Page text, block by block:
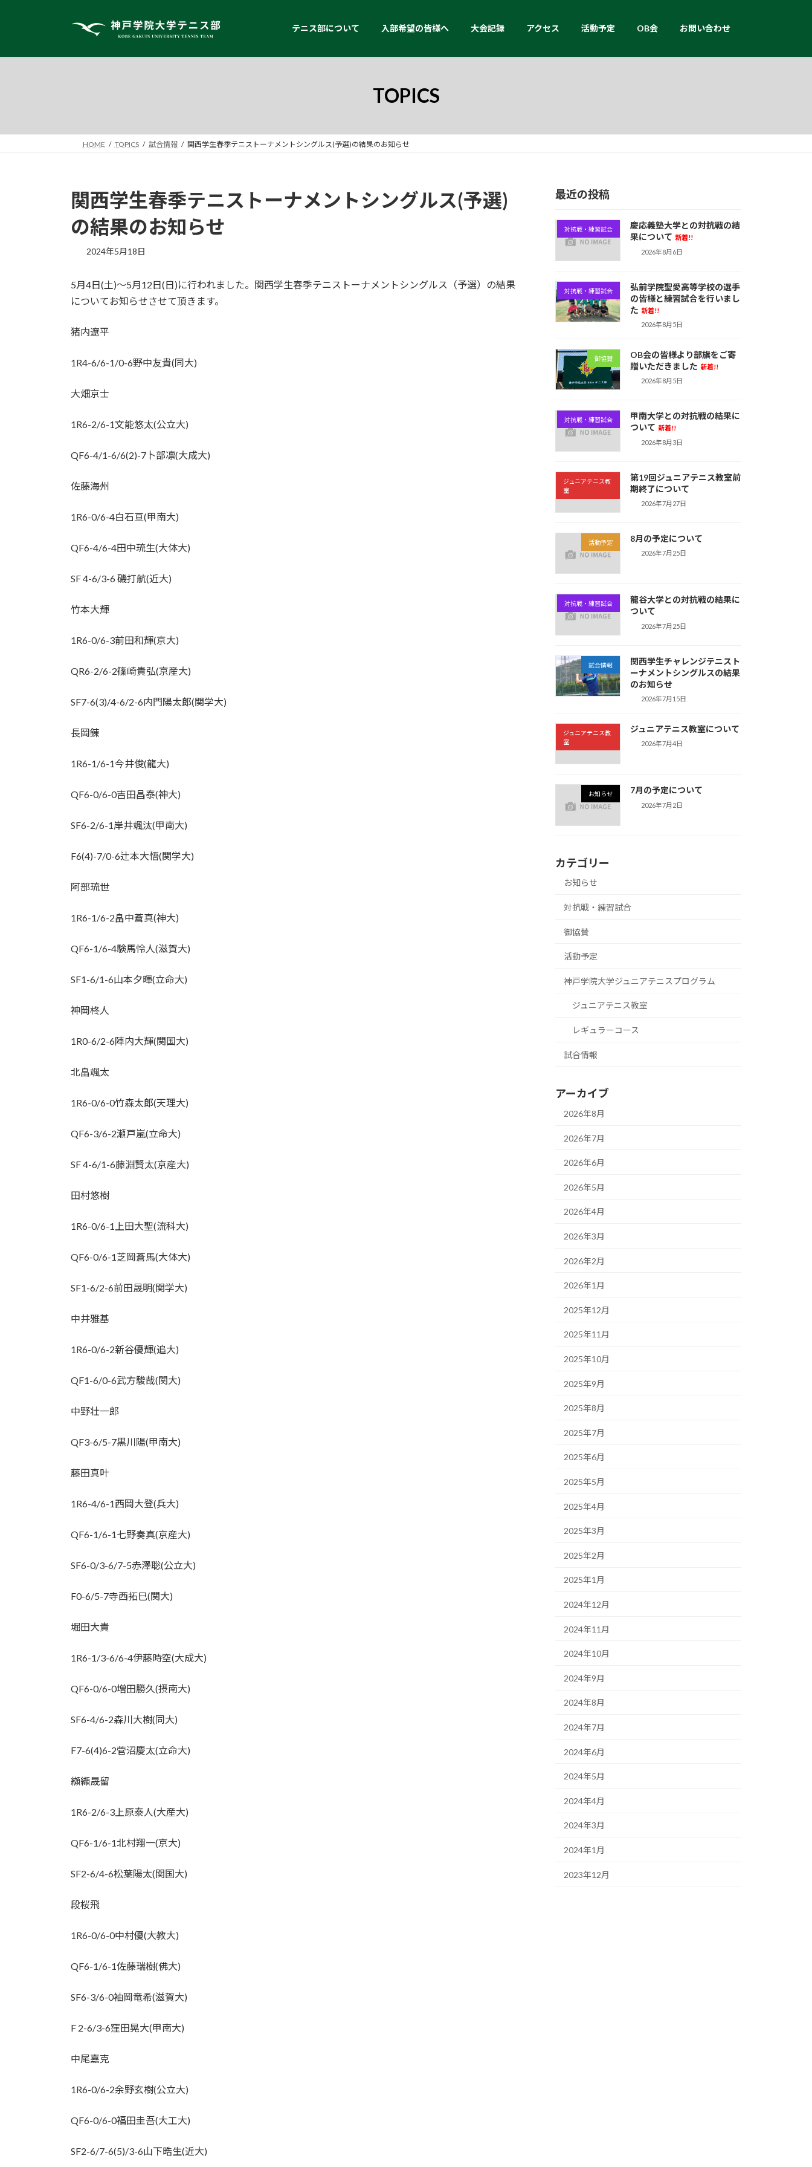
プ
動
テニス部について 入部希望の皆様へ 大会記録 アクセス 活動予定 OB会 お問い合わせ
TOPICS
HOME TOPICS 試合情報 関西学生春季テニストーナメントシングルス(予選)の結果のお知らせ
関西学生春季テニストーナメントシングルス(予選)
の結果のお知らせ
2024年5月18日
5月4日(土)～5月12日(日)に行われました。関西学生春季テニストーナメントシングルス（予選）の結果
についてお知らせさせて頂きます。
猪内遼平
1R4-6/6-1/0-6野中友貴(同大)
大畑京士
1R6-2/6-1文能悠太(公立大)
QF6-4/1-6/6(2)-7卜部凛(大成大)
佐藤海州
1R6-0/6-4白石亘(甲南大)
QF6-4/6-4田中琉生(大体大)
SF 4-6/3-6 磯打航(近大)
竹本大輝
1R6-0/6-3前田和輝(京大)
QR6-2/6-2篠崎貴弘(京産大)
SF7-6(3)/4-6/2-6内門陽太郎(関学大)
長岡錬
1R6-1/6-1今井俊(龍大)
QF6-0/6-0吉田昌泰(神大)
SF6-2/6-1岸井颯汰(甲南大)
F6(4)-7/0-6辻本大悟(関学大)
阿部琉世
1R6-1/6-2畠中蒼真(神大)
QF6-1/6-4験馬怜人(滋賀大)
SF1-6/1-6山本夕暉(立命大)
神岡柊人
1R0-6/2-6陣内大輝(関国大)
北畠颯太
1R6-0/6-0竹森太郎(天理大)
QF6-3/6-2瀬戸嵐(立命大)
SF 4-6/1-6藤淵賢太(京産大)
田村悠樹
1R6-0/6-1上田大聖(流科大)
QF6-0/6-1芝岡蒼馬(大体大)
SF1-6/2-6前田晟明(関学大)
中井雅基
1R6-0/6-2新谷優輝(追大)
QF1-6/0-6武方駿哉(関大)
中野壮一郎
QF3-6/5-7黒川陽(甲南大)
藤田真叶
1R6-4/6-1西岡大登(兵大)
QF6-1/6-1七野奏真(京産大)
SF6-0/3-6/7-5赤澤聡(公立大)
F0-6/5-7寺西拓巳(関大)
堀田大貴
1R6-1/3-6/6-4伊藤時空(大成大)
QF6-0/6-0増田勝久(摂南大)
SF6-4/6-2森川大樹(同大)
F7-6(4)6-2菅沼慶太(立命大)
纐纈晟留
1R6-2/6-3上原泰人(大産大)
QF6-1/6-1北村翔一(京大)
SF2-6/4-6松葉陽太(関国大)
段桜飛
1R6-0/6-0中村優(大教大)
QF6-1/6-1佐藤瑞樹(佛大)
SF6-3/6-0袖岡竜希(滋賀大)
F 2-6/3-6窪田晃大(甲南大)
中尾嘉克
1R6-0/6-2余野玄樹(公立大)
QF6-0/6-0福田圭吾(大工大)
SF2-6/7-6(5)/3-6山下晧生(近大)
最近の投稿
対抗戦・練習試合
慶応義塾大学との対抗戦の結
果について 新着!!
2026年8月6日
対抗戦・練習試合
弘前学院聖愛高等学校の選手
の皆様と練習試合を行いまし
た 新着!!
2026年8月5日
御協賛
OB会の皆様より部旗をご寄
贈いただきました 新着!!
2026年8月5日
対抗戦・練習試合
甲南大学との対抗戦の結果に
ついて 新着!!
2026年8月3日
ジュニアテニス教
室
第19回ジュニアテニス教室前
期終了について
2026年7月27日
活動予定 8月の予定について
2026年7月25日
対抗戦・練習試合
龍谷大学との対抗戦の結果に
ついて
2026年7月25日
試合情報
関西学生チャレンジテニスト
ーナメントシングルスの結果
のお知らせ
2026年7月15日
ジュニアテニス教
室
ジュニアテニス教室について
2026年7月4日
お知らせ 7月の予定について
2026年7月2日
カテゴリー
お知らせ
対抗戦・練習試合
御協賛
活動予定
神戸学院大学ジュニアテニスプログラム
ジュニアテニス教室
レギュラーコース
試合情報
アーカイブ
2026年8月
2026年7月
2026年6月
2026年5月
2026年4月
2026年3月
2026年2月
2026年1月
2025年12月
2025年11月
2025年10月
2025年9月
2025年8月
2025年7月
2025年6月
2025年5月
2025年4月
2025年3月
2025年2月
2025年1月
2024年12月
2024年11月
2024年10月
2024年9月
2024年8月
2024年7月
2024年6月
2024年5月
2024年4月
2024年3月
2024年1月
2023年12月